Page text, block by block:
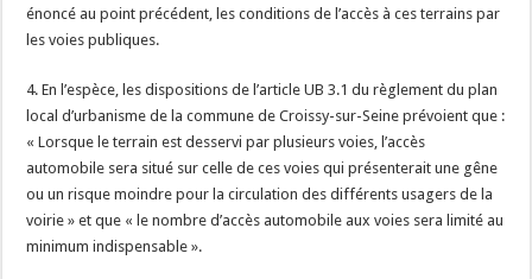
énoncé au point précédent, les conditions de l’accès à ces terrains par
les voies publiques.
4. En l’espèce, les dispositions de l’article UB 3.1 du règlement du plan
local d’urbanisme de la commune de Croissy-sur-Seine prévoient que :
« Lorsque le terrain est desservi par plusieurs voies, l’accès
automobile sera situé sur celle de ces voies qui présenterait une gêne
ou un risque moindre pour la circulation des différents usagers de la
voirie » et que « le nombre d’accès automobile aux voies sera limité au
minimum indispensable ».